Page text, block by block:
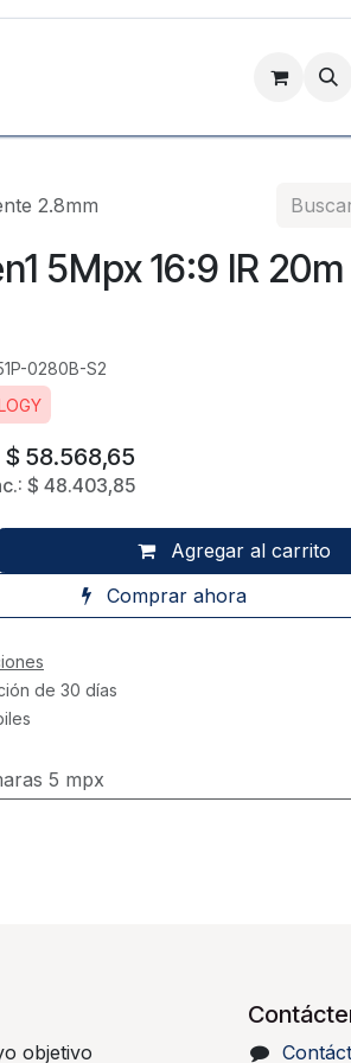
2.8mm
5Mpx 16:9 IR
0280B-S2
$ 58.568,65
$ 48.403,85
Agregar al carrito
Comprar ahora
de 30 días
5 mpx
objetivo